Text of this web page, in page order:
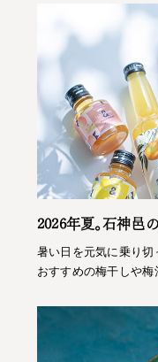
2026年夏。石神邑
暑い日を元気に乗り
おすすめの梅干しや梅